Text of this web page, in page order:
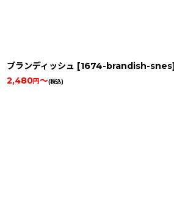
ブランディッシュ [1674-brandish-snes
2,480円～(税込)